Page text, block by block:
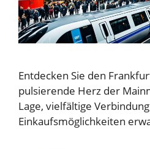
Entdecken Sie den
pulsierende Herz der
Lage, vielfältige
Einkaufsmöglichkeiten